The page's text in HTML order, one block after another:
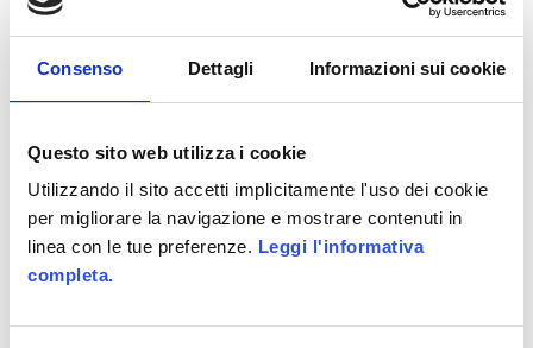
Consenso Dettagli Informazioni sui cookie
Questo sito web utilizza i cookie
Utilizzando il sito accetti implicitamente l'uso dei cookie
per migliorare la navigazione e mostrare contenuti in
linea con le tue preferenze. Leggi l'informativa
completa.
PROGRAMMATORE
Gameplay Programmer
(RIF.1002/GP)
La posizione prevede
di sviluppo di giochi multi